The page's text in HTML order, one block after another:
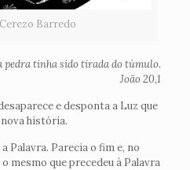
Barredo
pedra tinha sido tirada do túmulo.
João 20,1
e desponta a Luz que
história.
Palavra. Parecia o fim e, no
mesmo que precedeu à Palavra